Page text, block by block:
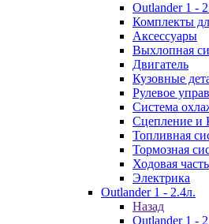
Outlander 1 -
Комплекты
Аксессуары
Выхлопная
Двигатель
Кузовные
Рулевое
Система
Сцепление
Топливная
Тормозная
Ходовая часть
Электрика
Outlander 1 - 2.4л.
Назад
Outlander 1 -